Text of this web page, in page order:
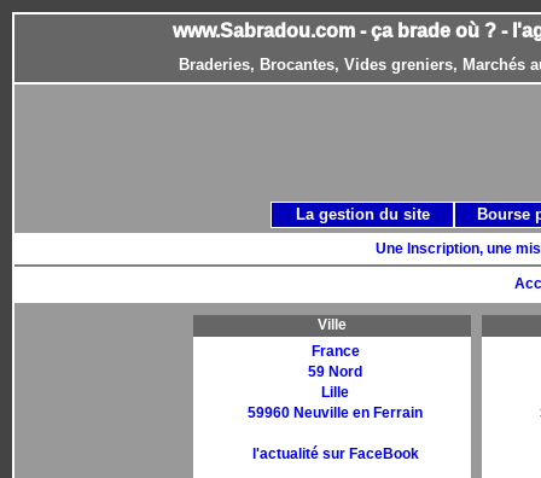
www.Sabradou.com - ça brade où ? -
Braderies, Brocantes, Vides greniers, Marchés
Une Inscription, une
Ville
France
59 Nord
Lille
59960 Neuville en Ferrain
l'actualité sur FaceBook
La gestion du site Bourse